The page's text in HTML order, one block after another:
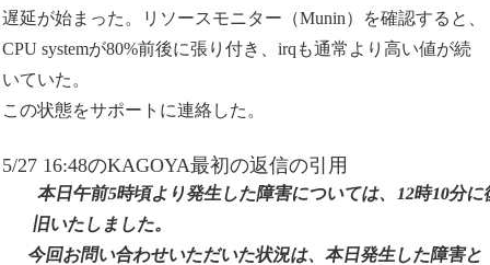
遅延が始まった。リソースモニター（Munin）を確認すると、
CPU systemが80%前後に張り付き、irqも通常より高い値が続
いていた。
この状態をサポートに連絡した。
5/27 16:48のKAGOYA最初の返信の引用
本日午前5時頃より発生した障害については、12時10分に
旧いたしました。
今回お問い合わせいただいた状況は、本日発生した障害と